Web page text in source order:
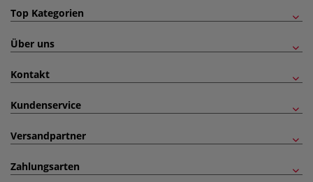
Top Kategorien
Über uns
Kontakt
Kundenservice
Versandpartner
Zahlungsarten